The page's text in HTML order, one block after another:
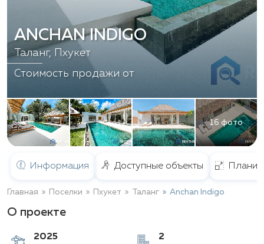
16 фото
ANCHAN INDIGO
Таланг, Пхукет
Стоимость продажи от
Информация Доступные объекты
Главная Поселки Пхукет Таланг Anchan Indigo
О проекте